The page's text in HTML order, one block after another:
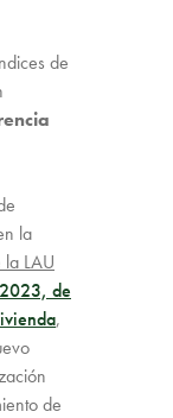
de
la
LAU
de
,
de